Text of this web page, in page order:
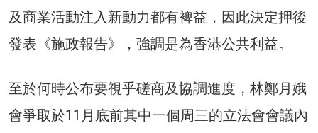
及商業活動注入新動力都有裨益，因此決定押後
發表《施政報告》，強調是為香港公共利益。
至於何時公布要視乎磋商及協調進度，林鄭月娥
會爭取於11月底前其中一個周三的立法會會議內